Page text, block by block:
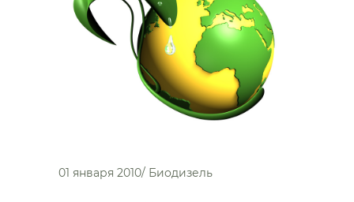
01 января 2010/ Биодизель